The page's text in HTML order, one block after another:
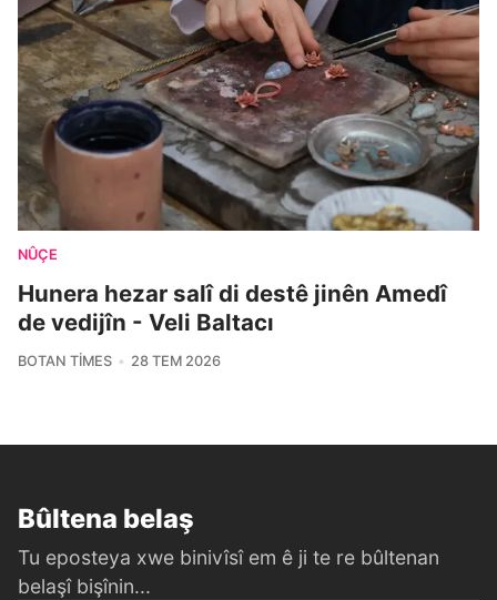
NÛÇE
Hunera hezar salî di destê jinên Amedî
de vedijîn - Veli Baltacı
BOTAN TIMES 28 TEM 2026
Bûltena belaş
Tu eposteya xwe binivîsî em ê ji te re bûltenan
belaşî bişînin...